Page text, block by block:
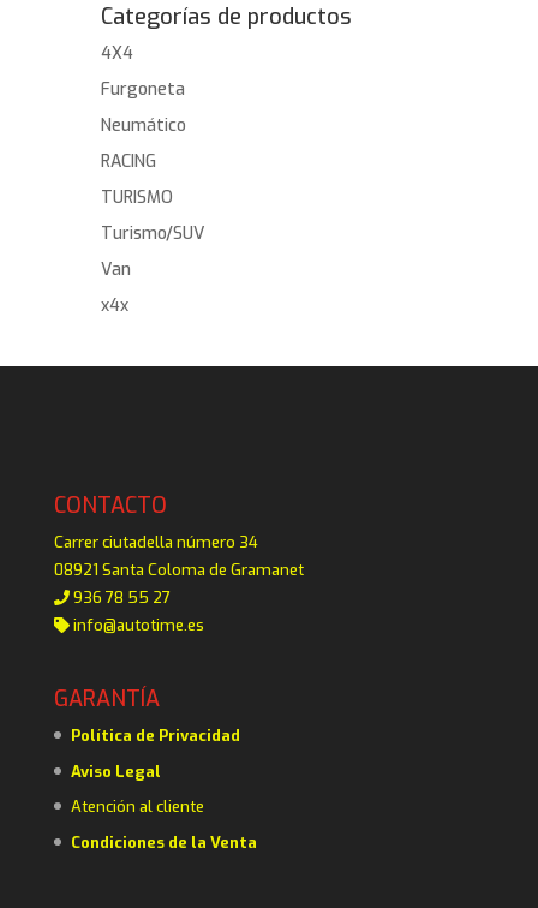
Categorías de productos
4X4
Furgoneta
Neumático
RACING
TURISMO
Turismo/SUV
Van
x4x
CONTACTO
Carrer ciutadella número 34
08921 Santa Coloma de Gramanet
936 78 55 27
info@autotime.es
GARANTÍA
Política de Privacidad
Aviso Legal
Atención al cliente
Condiciones de la Venta